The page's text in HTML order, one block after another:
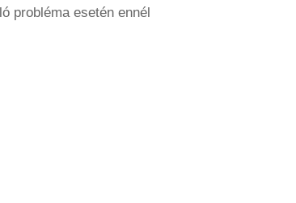
probléma esetén ennél